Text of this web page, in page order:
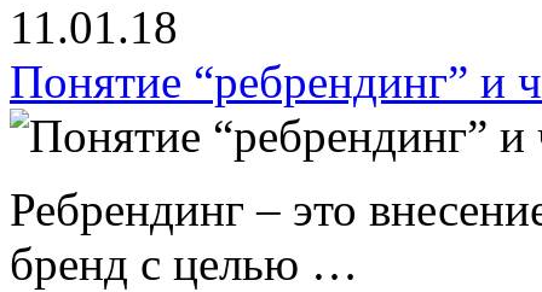
11.01.18
Понятие “ребрендинг” и
Ребрендинг – это
бренд с целью …